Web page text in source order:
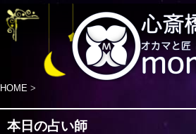
HOME >
本日の占い師